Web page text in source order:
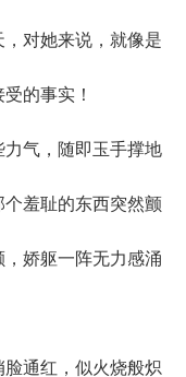
对她来说，就像是
的事实！
气，随即玉手撑地
羞耻的东西突然颤
娇躯一阵无力感涌
通红，似火烧般炽